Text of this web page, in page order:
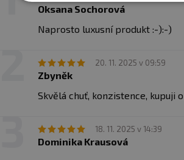
Oksana Sochorová
Naprosto luxusní produkt :-):-)
20. 11. 2025 v 09:59
Zbyněk
Skvělá chuť, konzistence, kupuji
18. 11. 2025 v 14:39
Dominika Krausová